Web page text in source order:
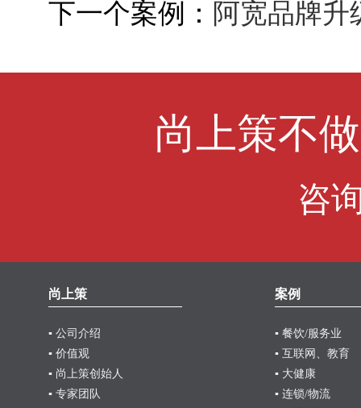
下一个案例： 阿宽品牌升
尚上策不
咨
尚上策
▪ 公司介绍
▪ 价值观
▪ 尚上策创始人
▪ 专家团队
案例
▪ 餐饮/服务业
▪ 互联网、教育
▪ 大健康
▪ 连锁/物流